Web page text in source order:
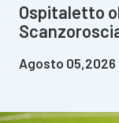
Ospitaletto
Agosto 05,2026